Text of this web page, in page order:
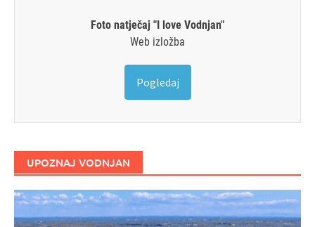
Foto natječaj "I love Vodnjan"
Web izložba
Pogledaj
UPOZNAJ VODNJAN